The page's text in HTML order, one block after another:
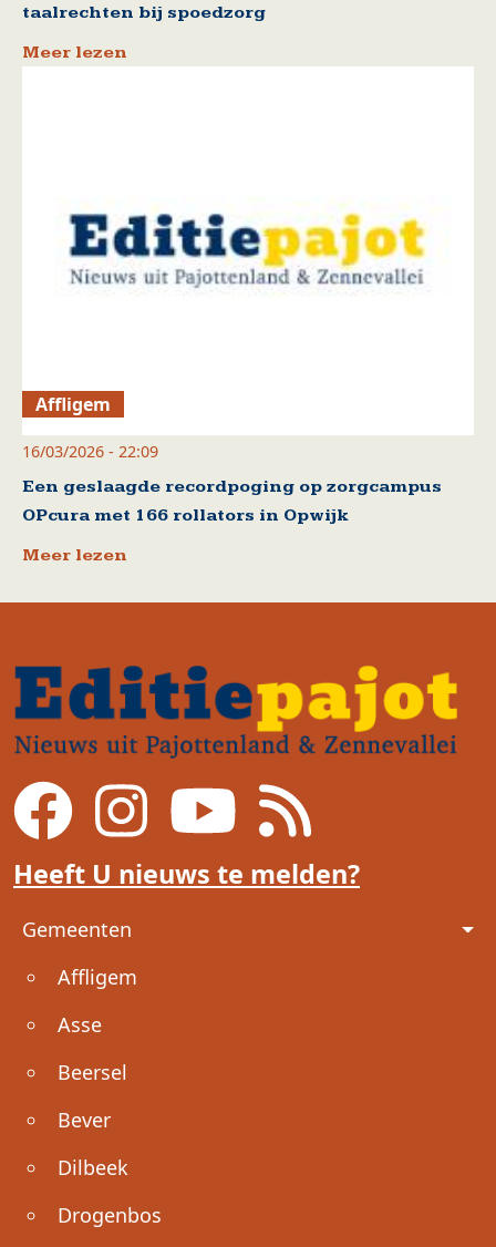
taalrechten bij spoedzorg
Meer lezen
Affligem
16/03/2026 - 22:09
Een geslaagde recordpoging op zorgcampus
OPcura met 166 rollators in Opwijk
Meer lezen
Heeft U nieuws te melden?
Voet
Gemeenten
Affligem
Asse
Beersel
Bever
Dilbeek
Drogenbos